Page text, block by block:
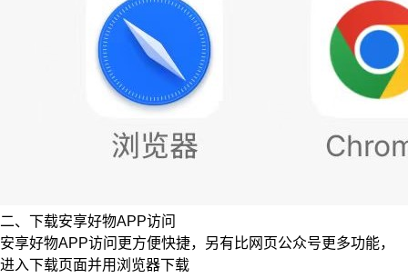
二、下载安享好物APP访问
安享好物APP访问更方便快捷，另有比网页公众号更多功能，
进入下载页面并用浏览器下载